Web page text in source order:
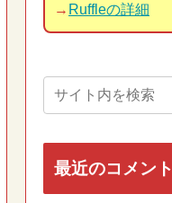
→ Ruffleの詳細
最近のコメント